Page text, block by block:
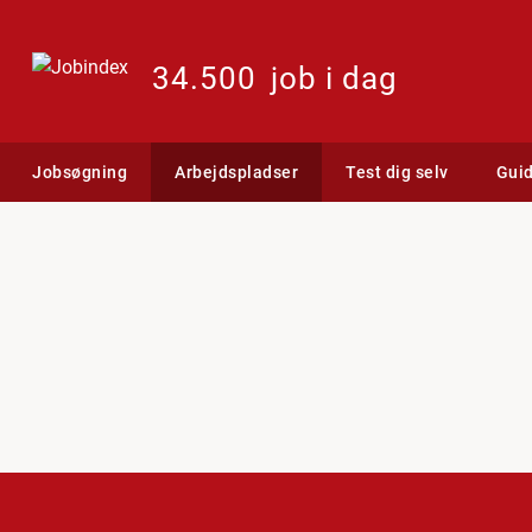
34.500 job i dag
Jobsøgning Arbejdspladser Test dig selv